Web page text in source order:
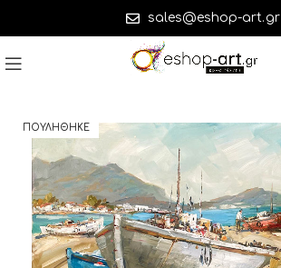
sales@eshop-art.gr
ΠΟΥΛΗΘΗΚΕ